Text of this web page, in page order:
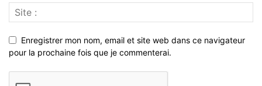
Enregistrer mon nom, email et site web dans ce navigateur
pour la prochaine fois que je commenterai.